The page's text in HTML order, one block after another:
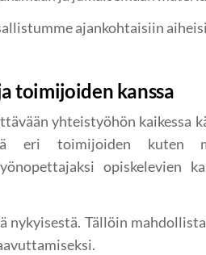
ajankohtaisiin
toimijoiden kanssa
yhteistyöhön kaikessa
eri toimijoiden kuten
opiskelevien
nykyisestä. Tällöin